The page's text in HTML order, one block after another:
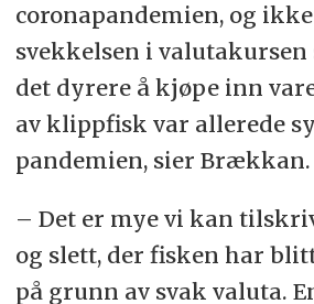
coronapandemien, og
svekkelsen i
det dyrere å kjøpe inn
av klippfisk var allerede
pandemien, sier Brækkan.
– Det er mye vi kan
og slett, der fisken har
på grunn av svak valuta.